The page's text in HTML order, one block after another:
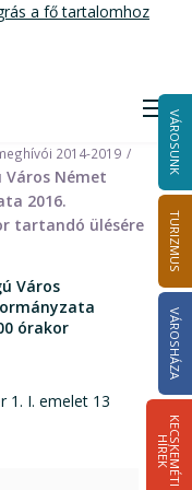
a fő tartalomhoz
VÁROSUNK
TURIZMUS
VÁROSHÁZA
K
E
C
S
K
E
M
É
T
I
HÍ
R
E
K
2014-2019
Város Német
2016.
tartandó ülésére
Város
órakor
1. I. emelet 13